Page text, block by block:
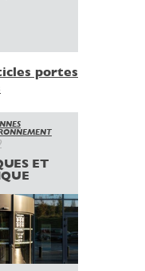
portes
ET